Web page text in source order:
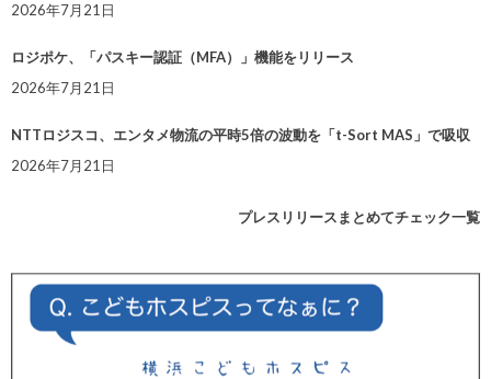
2026年7月21日
ロジポケ、「パスキー認証（MFA）」機能をリリース
2026年7月21日
NTTロジスコ、エンタメ物流の平時5倍の波動を「t-Sort MAS」で吸収
2026年7月21日
プレスリリースまとめてチェック一覧